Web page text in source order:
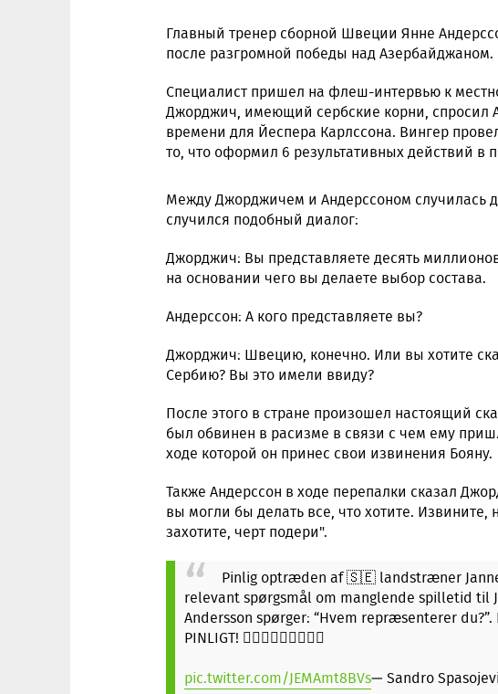
Главный тренер сборной Швеции Янне
после разгромной победы над Азербайджаном.
Специалист пришел на флеш-интервью к
Джорджич, имеющий сербские корни, спросил
времени для Йеспера Карлссона. Вингер
то, что оформил 6 результативных действий в
Между Джорджичем и Андерссоном случилась
случился подобный диалог:
Джорджич: Вы представляете десять
на основании чего вы делаете выбор состава.
Андерссон: А кого представляете вы?
Джорджич: Швецию, конечно. Или вы хотите
Сербию? Вы это имели ввиду?
После этого в стране произошел настоящий
был обвинен в расизме в связи с чем ему
ходе которой он принес свои извинения Бояну.
Также Андерссон в ходе перепалки сказал
вы могли бы делать все, что хотите. Извините,
захотите, черт подери".
Pinlig optræden af 🇸🇪 landstræner
relevant spørgsmål om manglende spilletid til
Andersson spørger: “Hvem repræsenterer
PINLIGT! 🤦🏻‍♂️🤦🏻‍♂️🤦🏻‍♂️
pic.twitter.com/JEMAmt8BVs— Sandro